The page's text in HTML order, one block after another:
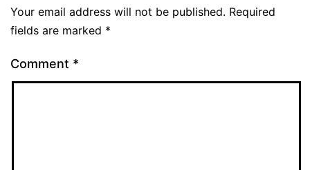
Your email address will not be published. Required
fields are marked *
Comment *